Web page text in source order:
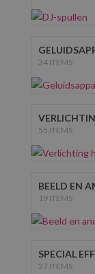
34 ITEMS
55 ITEMS
BEELD EN
19 ITEMS
SPECIAL
27 ITEMS